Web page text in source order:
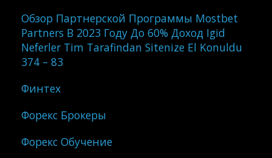
Обзор Партнерской Программы Mostbet
Partners В 2023 Году До 60% Доход Igid
Neferler Tim Tarafindan Sitenize El Konuldu
374 – 83
Финтех
Форекс Брокеры
Форекс Обучение